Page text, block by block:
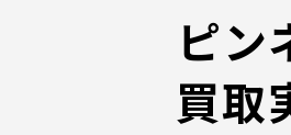
ピン
買取